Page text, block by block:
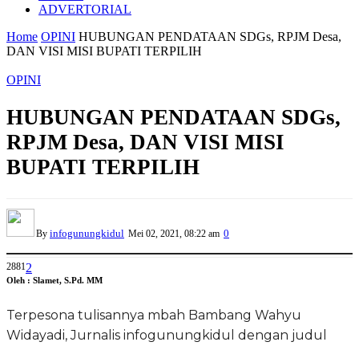
ADVERTORIAL
Home OPINI HUBUNGAN PENDATAAN SDGs, RPJM Desa,
DAN VISI MISI BUPATI TERPILIH
OPINI
HUBUNGAN PENDATAAN SDGs,
RPJM Desa, DAN VISI MISI
BUPATI TERPILIH
By infogunungkidul Mei 02, 2021, 08:22 am 0
28812
Oleh : Slamet, S.Pd. MM
Terpesona tulisannya mbah Bambang Wahyu
Widayadi, Jurnalis infogunungkidul dengan judul